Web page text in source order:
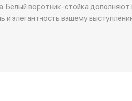
Белый воротник-стойка
и элегантность вашему